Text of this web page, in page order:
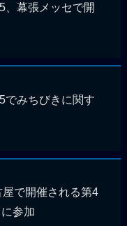
、幕張メッセで開
でみちびきに関す
で開催される第4
参加